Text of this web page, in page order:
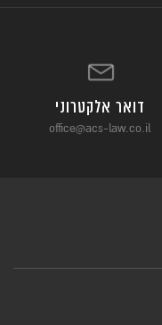
דואר אלקטרוני
office@acs-law.co.il